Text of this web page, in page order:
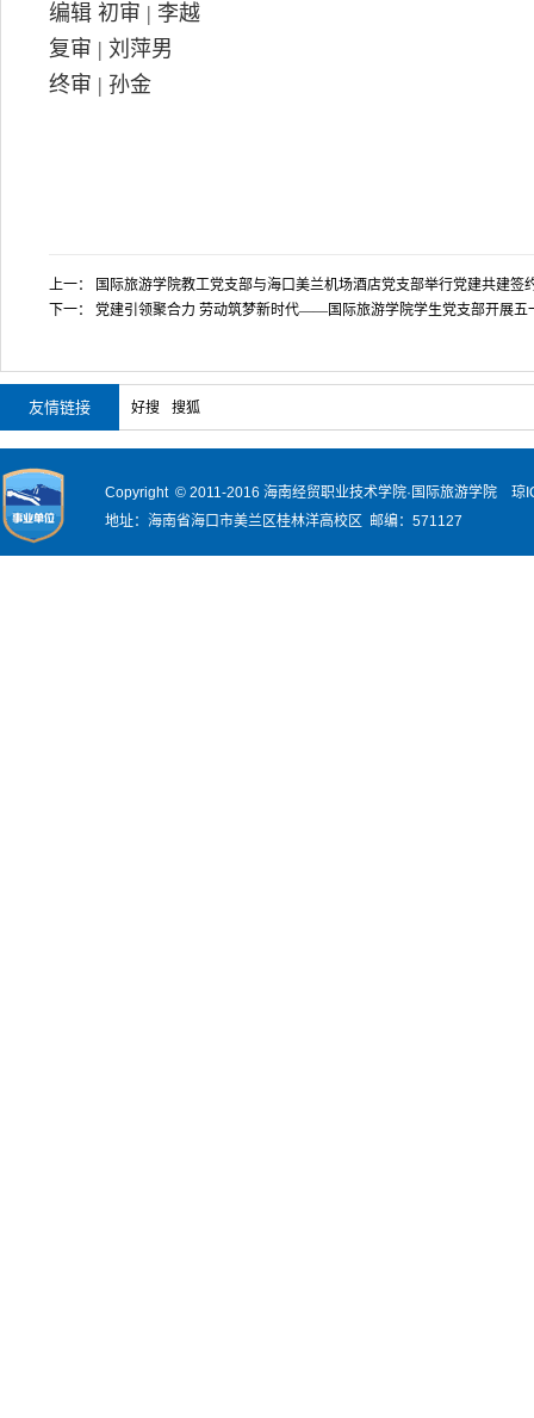
编辑 初审 | 李越
复审 | 刘萍男
终审 | 孙金
上一：
国际旅游学院教工党支部与海口美兰机场酒店党支部举行党建共建签
下一：
党建引领聚合力 劳动筑梦新时代——国际旅游学院学生党支部开展五
友情链接 好搜 搜狐
Copyright © 2011-2016 海南经贸职业技术学院·国际旅游学院 琼
地址：海南省海口市美兰区桂林洋高校区 邮编：571127